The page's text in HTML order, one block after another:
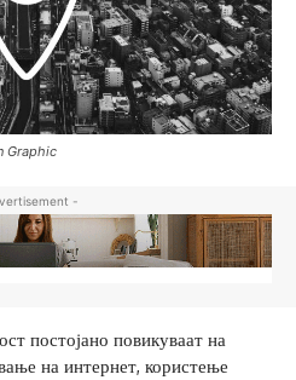
Graphic
-
постојано повикуваат на
на интернет, користење